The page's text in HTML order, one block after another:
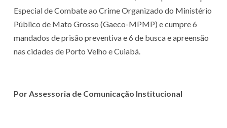
Especial de Combate ao Crime Organizado do Ministério
Público de Mato Grosso (Gaeco-MPMP) e cumpre 6
mandados de prisão preventiva e 6 de busca e apreensão
nas cidades de Porto Velho e Cuiabá.
Por Assessoria de Comunicação Institucional